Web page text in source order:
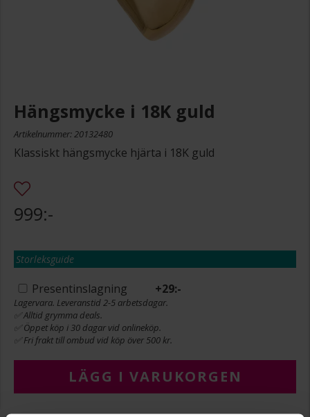
Hängsmycke i 18K guld
Artikelnummer: 20132480
Klassiskt hängsmycke hjärta i 18K guld
999:-
Storleksguide
Presentinslagning +29:-
Lagervara. Leveranstid 2-5 arbetsdagar.
✅ Alltid grymma deals.
✅ Öppet köp i 30 dagar vid onlineköp.
✅ Fri frakt till ombud vid köp över 500 kr.
LÄGG I VARUKORGEN